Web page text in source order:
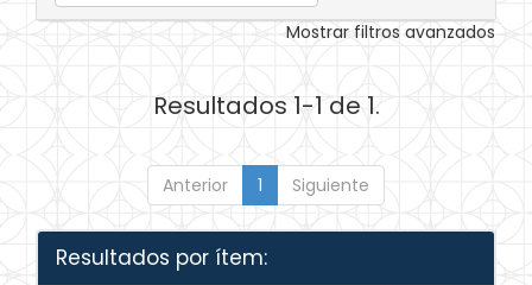
Mostrar filtros avanzados
Resultados 1-1 de 1.
Anterior 1 Siguiente
Resultados por ítem: